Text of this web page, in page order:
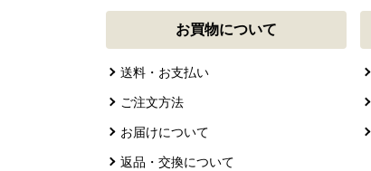
お買物について
送料・お支払い
ご注文方法
お届けについて
返品・交換について